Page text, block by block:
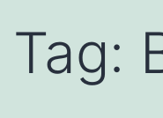
Tag: